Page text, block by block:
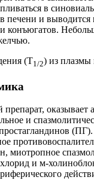
в
печени и
конъюгатов.
(T1/2) из плазмы
оказывает
и
и м-